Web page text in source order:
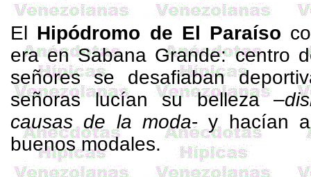
El Hipódromo de El Paraíso
era en Sabana Grande: centro
señores se desafiaban
señoras lucían su belleza –
causas de la moda- y hacían
buenos modales.